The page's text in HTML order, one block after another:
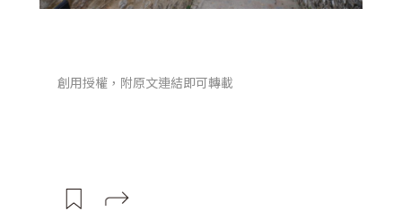
創用授權，附原文連結即可轉載